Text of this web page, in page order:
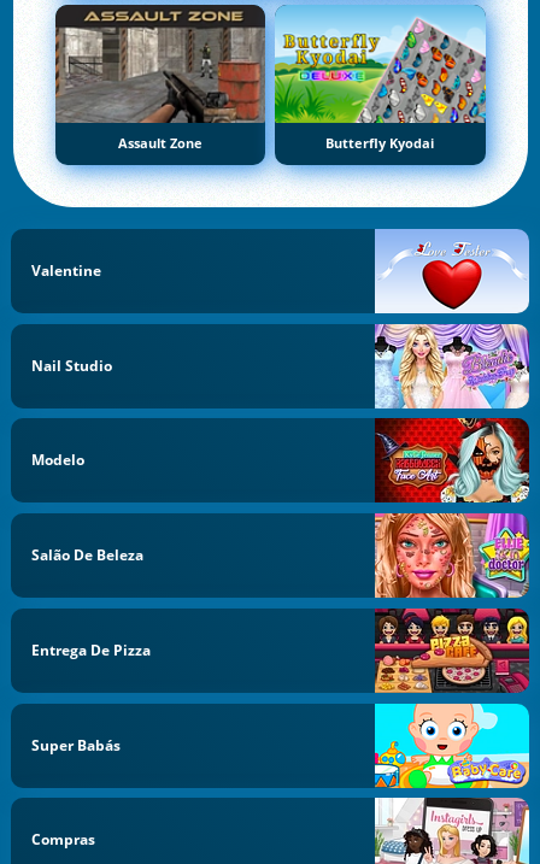
Assault Zone Butterfly Kyodai
Valentine
Nail Studio
Modelo
Salão De Beleza
Entrega De Pizza
Super Babás
Compras